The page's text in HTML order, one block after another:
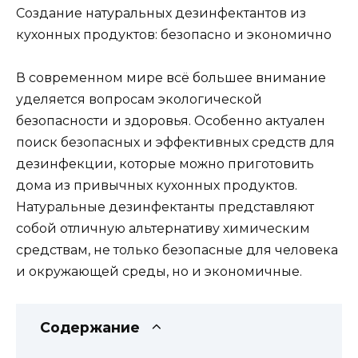
Создание натуральных дезинфектантов из
кухонных продуктов: безопасно и экономично
В современном мире всё большее внимание
уделяется вопросам экологической
безопасности и здоровья. Особенно актуален
поиск безопасных и эффективных средств для
дезинфекции, которые можно приготовить
дома из привычных кухонных продуктов.
Натуральные дезинфектанты представляют
собой отличную альтернативу химическим
средствам, не только безопасные для человека
и окружающей среды, но и экономичные.
Содержание